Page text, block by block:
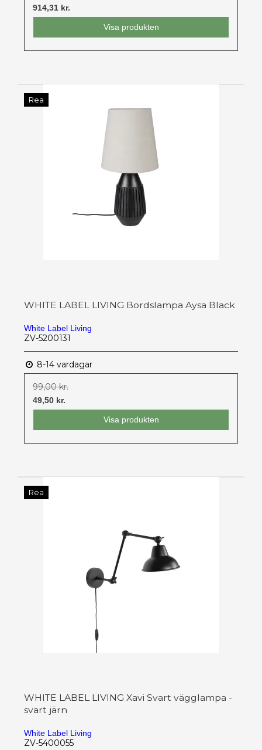
914,31 kr.
Visa produkten
Rea
WHITE LABEL LIVING Bordslampa Aysa Black
White Label Living
ZV-5200131
8-14 vardagar
99,00 kr.
49,50 kr.
Visa produkten
Rea
WHITE LABEL LIVING Xavi Svart vägglampa -
svart järn
White Label Living
ZV-5400055